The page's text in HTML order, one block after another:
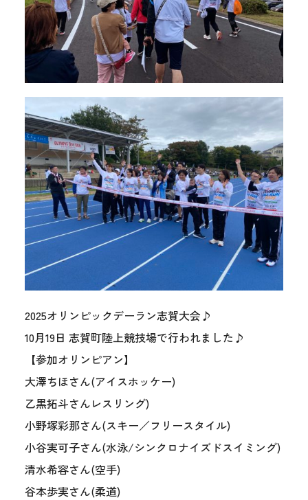
2025オリンピックデーラン志賀大会♪
10月19日 志賀町陸上競技場で行われました♪
【参加オリンピアン】
大澤ちほさん(アイスホッケー)
乙黒拓斗さんレスリング)
小野塚彩那さん(スキー／フリースタイル)
小谷実可子さん(水泳/シンクロナイズドスイミング)
清水希容さん(空手)
谷本歩実さん(柔道)